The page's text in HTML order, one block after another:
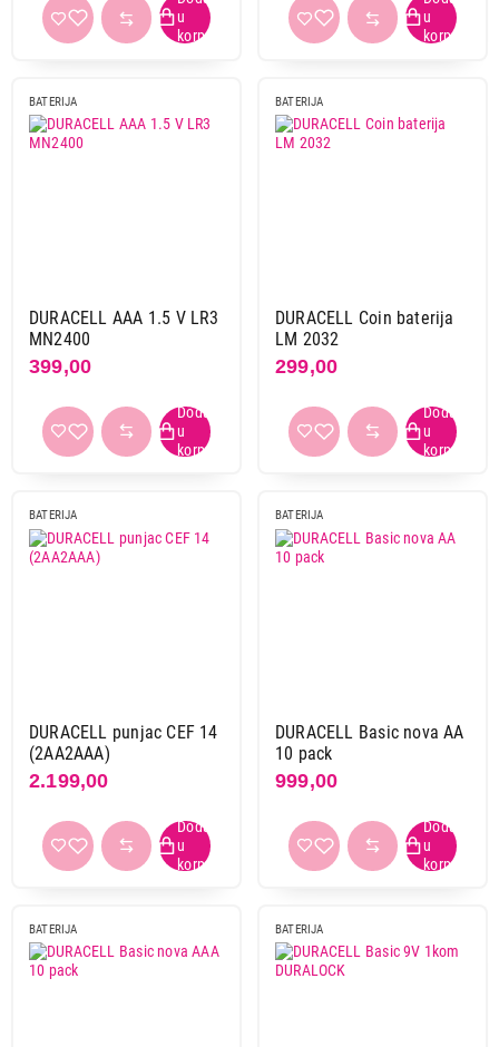
BATERIJA
DURACELL AAA 1.5 V LR3
MN2400
399,00
BATERIJA
DURACELL Coin baterija
LM 2032
299,00
BATERIJA
DURACELL punjac CEF 14
(2AA2AAA)
2.199,00
BATERIJA
DURACELL Basic nova AA
10 pack
999,00
BATERIJA BATERIJA